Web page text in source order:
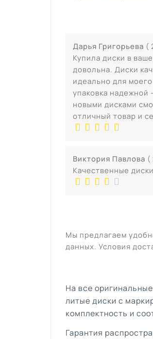
Дарья Григорьева (
Купила диски в
довольна. Диски
идеально для
упаковка
новыми дисками
отличный товар и
Виктория Павлова (
Качественные
Мы предлагаем
данных. Условия
На все
литые диски с
комплектность и
Гарантия